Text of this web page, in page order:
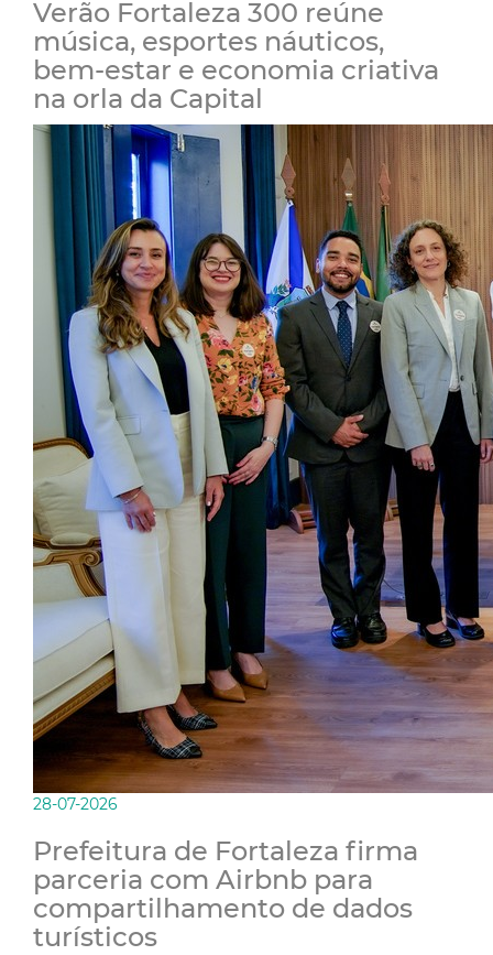
Verão Fortaleza 300 reúne
música, esportes náuticos,
bem-estar e economia criativa
na orla da Capital
28-07-2026
Prefeitura de Fortaleza firma
parceria com Airbnb para
compartilhamento de dados
turísticos